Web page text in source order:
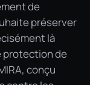
de
préserver
là
protection de
conçu